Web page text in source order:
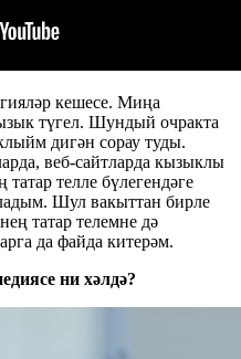
кешесе. Миңа
түгел. Шундый очракта
дигән сорау туды.
веб-сайтларда кызыклы
телле бүлегендәге
Шул вакыттан бирле
татар телемне дә
да файда китерәм.
ни хәлдә?